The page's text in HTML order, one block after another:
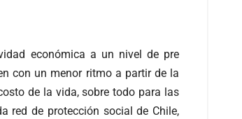
económica a un nivel de pre
con un menor ritmo a partir de la
de la vida, sobre todo para las
red de protección social de Chile,